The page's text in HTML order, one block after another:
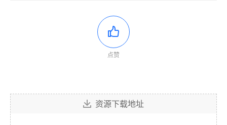
点赞
资源下载地址